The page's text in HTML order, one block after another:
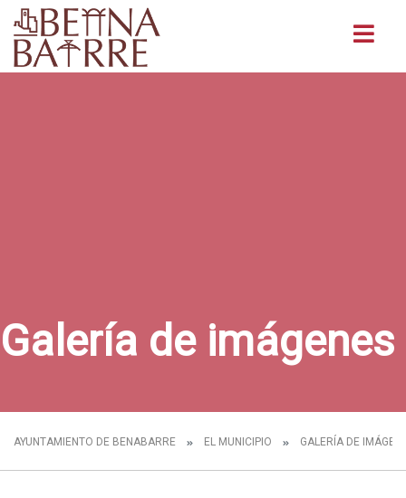
Galería de imágenes
AYUNTAMIENTO DE BENABARRE EL MUNICIPIO GALERÍA DE